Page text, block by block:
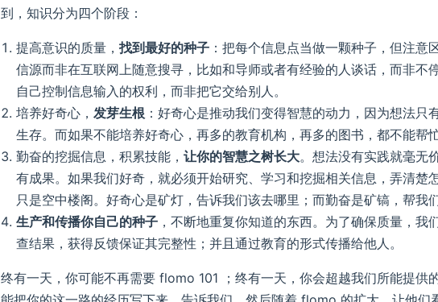
到，知识分为四个阶段：
提高意识的质量，找到最好的种子 ：把每个信息点当做一颗种子，但注意
信源而非在互联网上随意搜寻，比如和导师或者有经验的人谈话，而非
自己控制信息输入的权利，而非把它交给别人。
培养好奇心，发芽生根 ：好奇心是推动我们变得智慧的动力，因为想法只
生存。而如果不能培养好奇心，再多的教育机构，再多的图书，都不能帮
勤奋的挖掘信息，积累技能，让你的智慧之树长大。想法没有实践就毫无
有成果。如果我们好奇，就必须开始研究、学习和挖掘相关信息，弄清楚
只是空中楼阁。好奇心是矿灯，告诉我们该去哪里；而勤奋是矿镐，帮我
生产和传播你自己的种子 ，不断地重复你知道的东西。为了确保质量，我
查结果，获得反馈保证其完整性；并且通过教育的形式传播给他人。
终有一天，你可能不再需要 flomo 101 ；终有一天，你会超越我们所能提供